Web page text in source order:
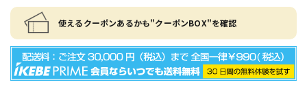
使えるクーポンあるかも"クーポンBOX"を確認